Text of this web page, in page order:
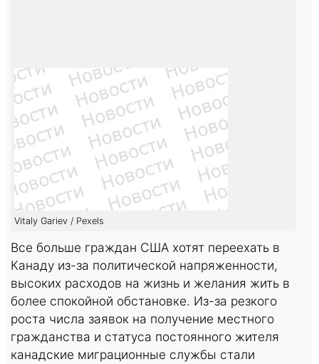
Vitaly Gariev / Pexels
Все больше граждан США хотят переехать в
Канаду из-за политической напряженности,
высоких расходов на жизнь и желания жить в
более спокойной обстановке. Из-за резкого
роста числа заявок на получение местного
гражданства и статуса постоянного жителя
канадские миграционные службы стали